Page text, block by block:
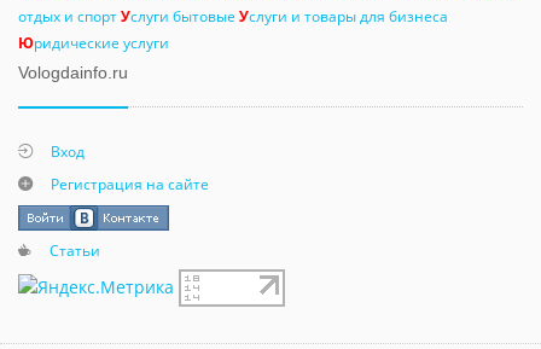
отдых и спортУслуги бытовые Услуги и товары для бизнеса
Юридические услуги
Vologdainfo.ru
Вход
Регистрация на сайте
Статьи